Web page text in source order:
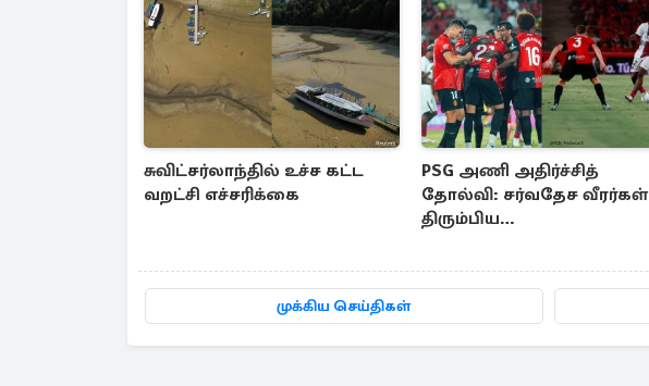
சுவிட்சர்லாந்தில் உச்ச கட்ட
வறட்சி எச்சரிக்கை
PSG அணி அதிர்ச்சித்
தோல்வி: சர்வதேச வீரர்கள்
திரும்பிய
காரணம்
முக்கிய செய்திகள்